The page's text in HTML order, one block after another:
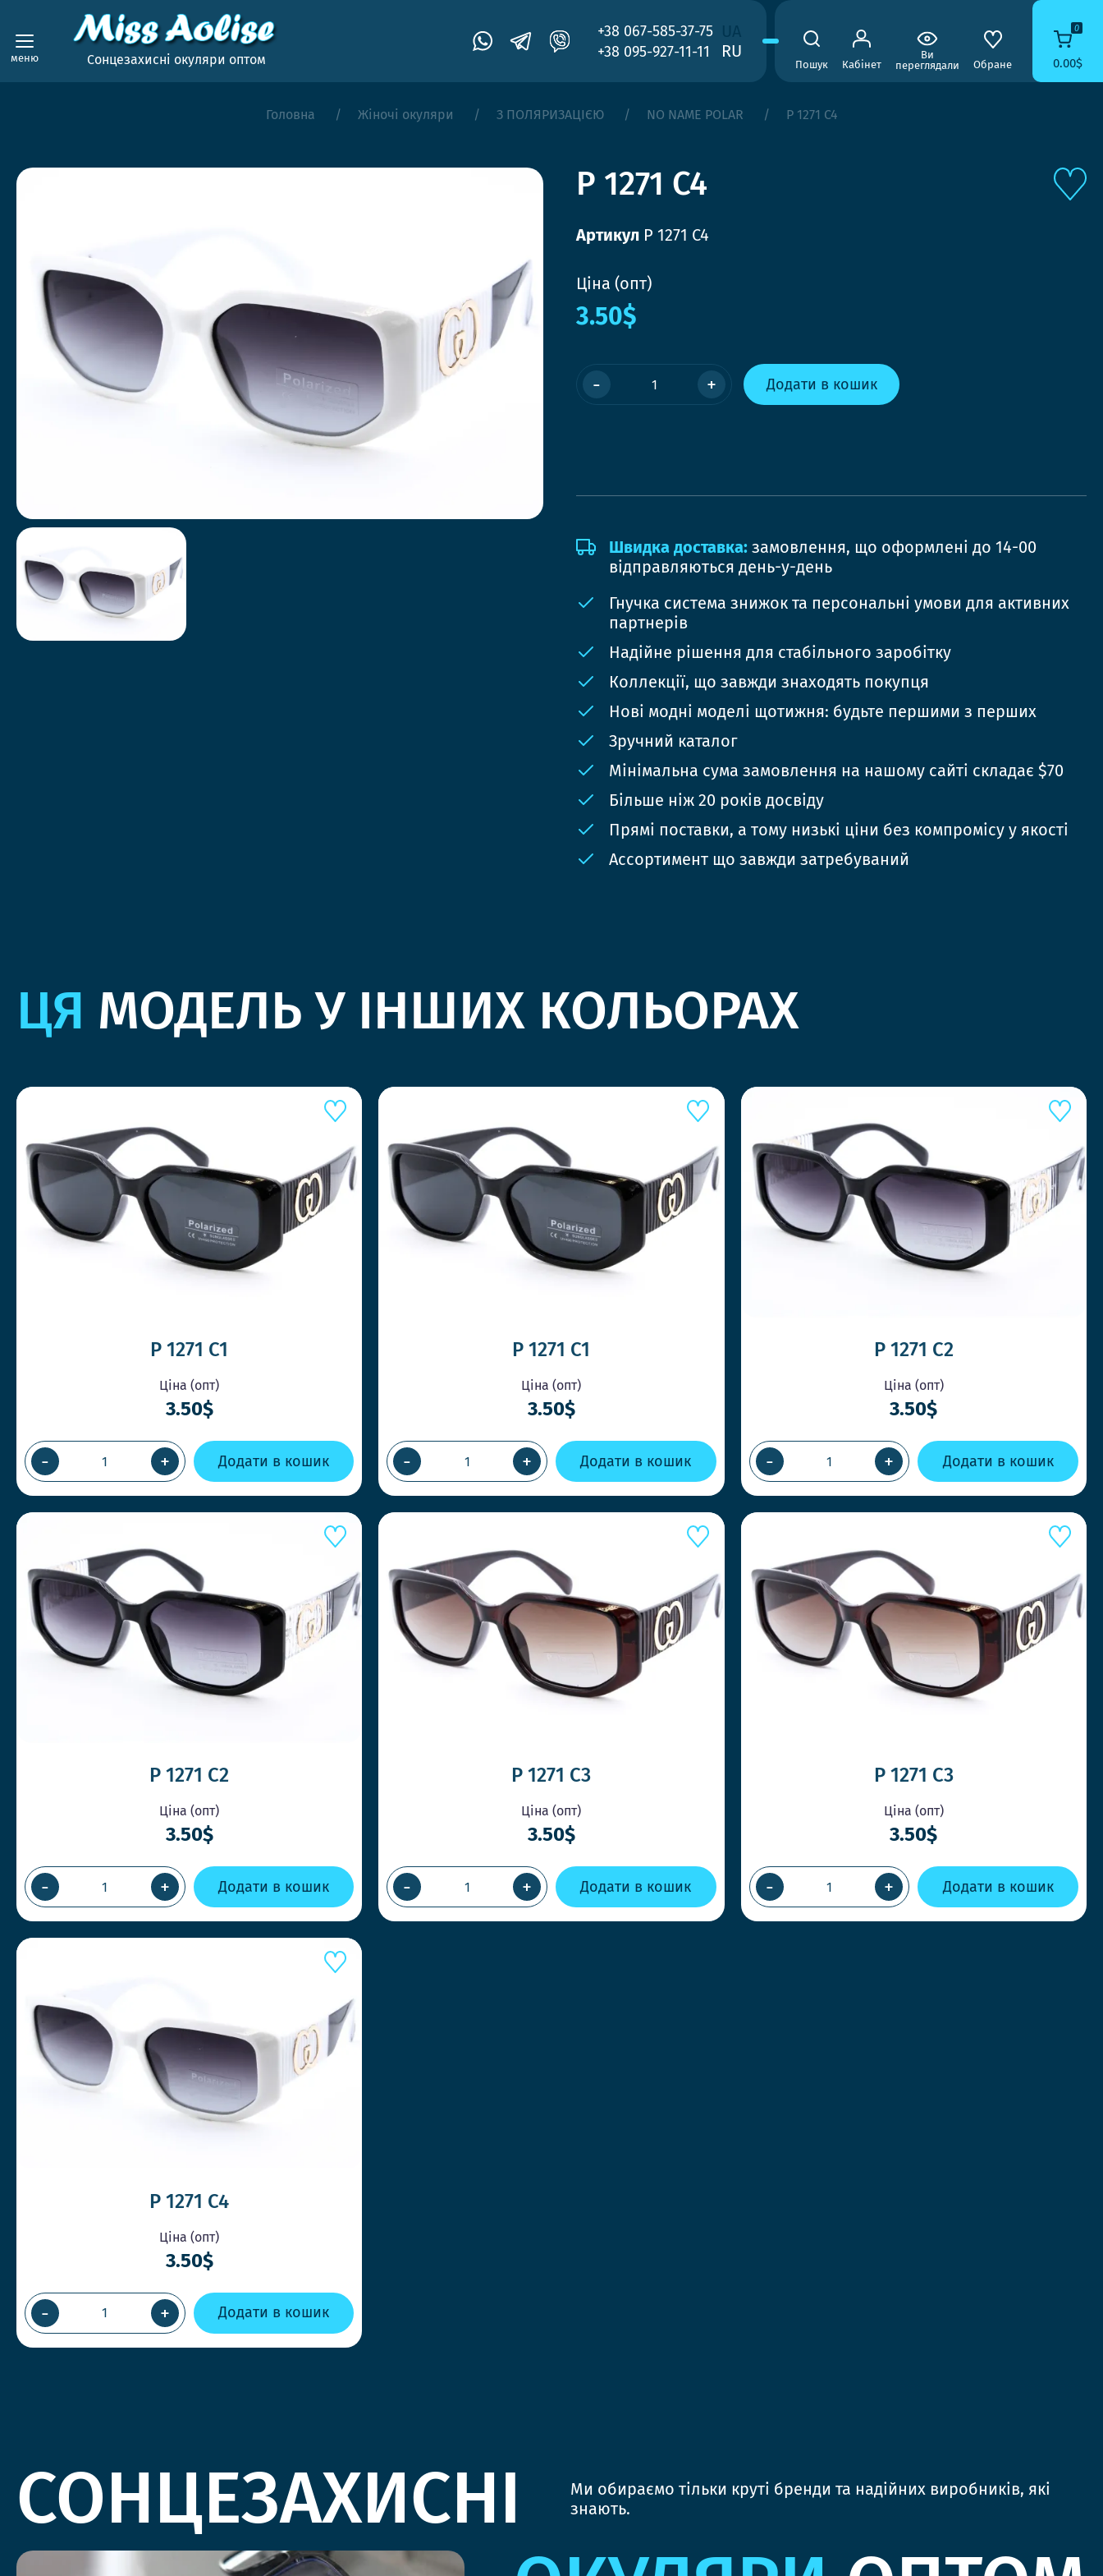
меню Сонцезахисні окуляри оптом
+38 067-585-37-75
+38 095-927-11-11
RU
Пошук Кабінет
Ви
переглядали
Обране
0
0.00$
Головна Жіночі окуляри З ПОЛЯРИЗАЦІЄЮ NO NAME POLAR P 1271 C4
P 1271 C4
Артикул P 1271 C4
Ціна (опт)
3.50$
- + Додати в кошик
Швидка доставка: замовлення, що оформлені до 14-00
відправляються день-у-день
Гнучка система знижок та персональні умови для активних
партнерів
Надійне рішення для стабільного заробітку
Коллекції, що завжди знаходять покупця
Нові модні моделі щотижня: будьте першими з перших
Зручний каталог
Мінімальна сума замовлення на нашому сайті складає $70
Більше ніж 20 років досвіду
Прямі поставки, а тому низькі ціни без компромісу у якості
Ассортимент що завжди затребуваний
ЦЯ МОДЕЛЬ У ІНШИХ КОЛЬОРАХ
P 1271 C1
Ціна (опт)
3.50$
- + Додати в кошик
P 1271 C1
Ціна (опт)
3.50$
- + Додати в кошик
P 1271 C2
Ціна (опт)
3.50$
- + Додати в кошик
P 1271 C2
Ціна (опт)
3.50$
- + Додати в кошик
P 1271 C3
Ціна (опт)
3.50$
- + Додати в кошик
P 1271 C3
Ціна (опт)
3.50$
- + Додати в кошик
P 1271 C4
Ціна (опт)
3.50$
- + Додати в кошик
СОНЦЕЗАХИСНІ
Ми обираємо тільки круті бренди та надійних виробників, які
знають.
ШВИДШЕ КОНКУРЕНТІВ
ВІДПРАВКА У ТОЙ ЖЕ ДЕНЬ
ПРИ ЗАМОВЛЕННІ ДО 14-00
Працюємо швидко, щоб Ви завжди отримували
товар коли потрібно
НОВІ СТИЛЬНІ МОДЕЛІ ЩОТИЖНЯ
Ловіть тренди першими та дивуйте своїх клієнтів.